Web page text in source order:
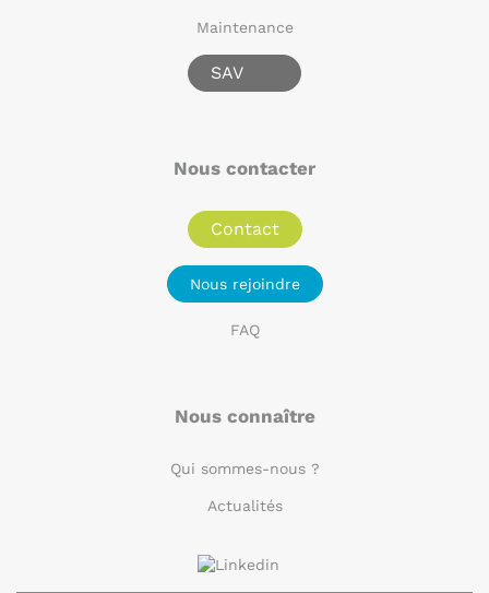
Maintenance
SAV
Nous contacter
Contact
Nous rejoindre
FAQ
Nous connaître
Qui sommes-nous ?
Actualités